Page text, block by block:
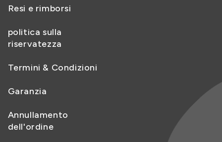
Resi e rimborsi
politica sulla
riservatezza
Termini & Condizioni
Garanzia
Annullamento
dell'ordine